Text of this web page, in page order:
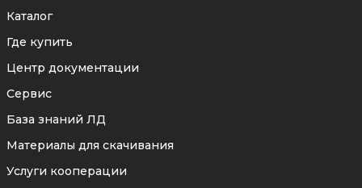
Каталог
Где купить
Центр документации
Сервис
База знаний ЛД
Материалы для скачивания
Услуги кооперации